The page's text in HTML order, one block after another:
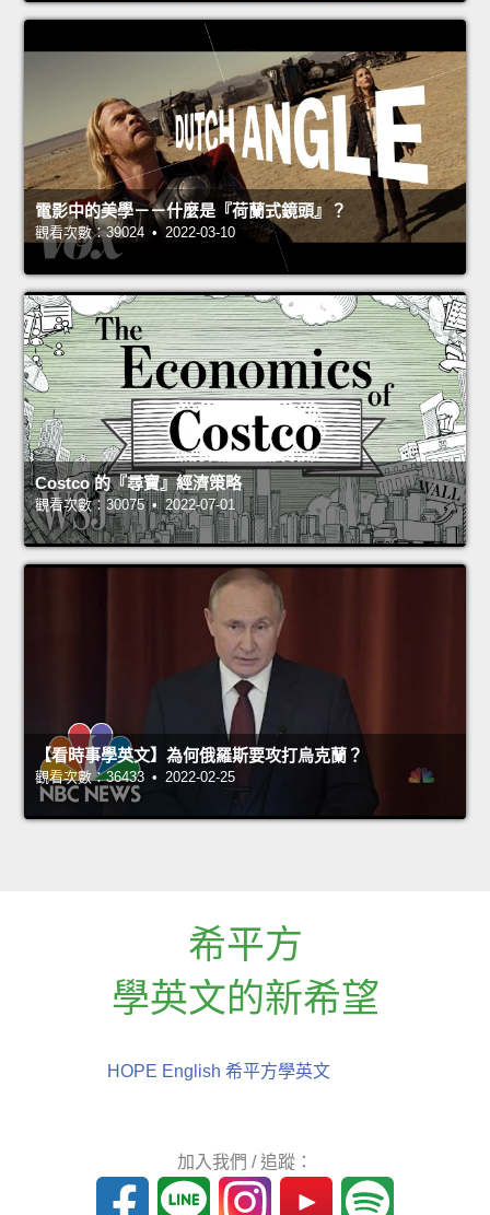
電影中的美學－－什麼是『荷蘭式鏡頭』？
觀看次數：39024 • 2022-03-10
Costco 的『尋寶』經濟策略
觀看次數：30075 • 2022-07-01
【看時事學英文】為何俄羅斯要攻打烏克蘭？
觀看次數：36433 • 2022-02-25
希平方
學英文的新希望
HOPE English 希平方學英文
加入我們 / 追蹤：